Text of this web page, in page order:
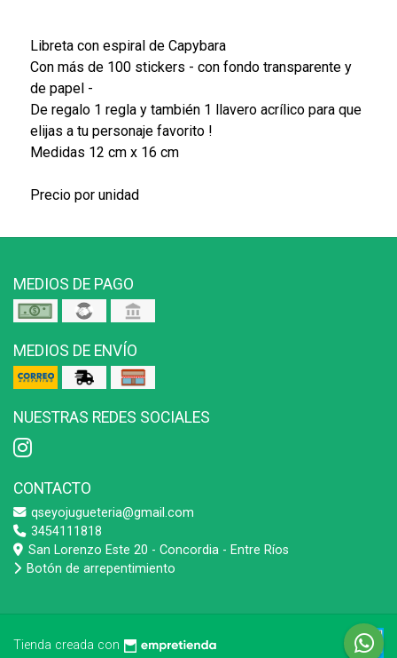
Libreta con espiral de Capybara
Con más de 100 stickers - con fondo transparente y
de papel -
De regalo 1 regla y también 1 llavero acrílico para que
elijas a tu personaje favorito !
Medidas 12 cm x 16 cm
Precio por unidad
MEDIOS DE PAGO
MEDIOS DE ENVÍO
NUESTRAS REDES SOCIALES
CONTACTO
qseyojugueteria@gmail.com
3454111818
San Lorenzo Este 20 - Concordia - Entre Ríos
Botón de arrepentimiento
Tienda creada con